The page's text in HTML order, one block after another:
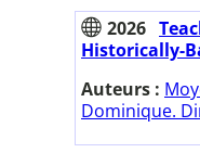
2026
Historically-
Auteurs :
Dominique.